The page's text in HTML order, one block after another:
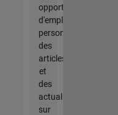
opportunités
d'emploi
personnalisées,
des
articles
et
des
actualités
sur